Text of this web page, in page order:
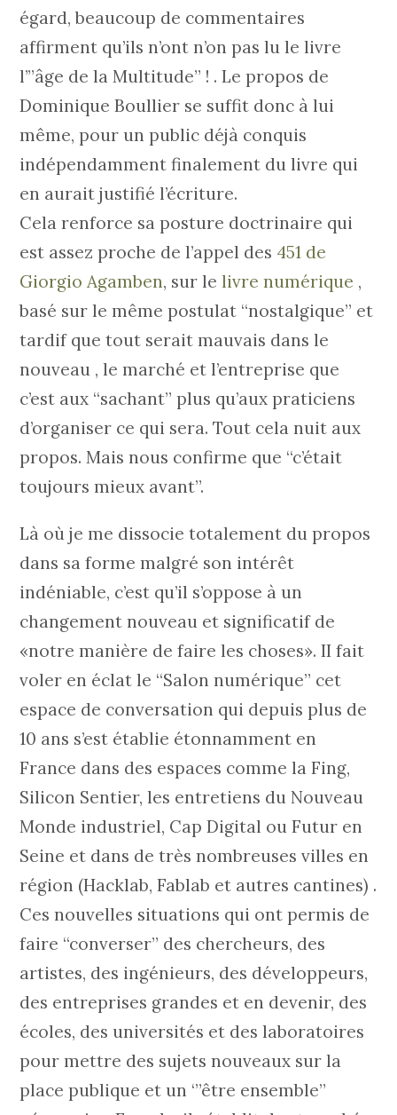
égard, beaucoup de commentaires
affirment qu’ils n’ont n’on pas lu le livre
l’”âge de la Multitude” ! . Le propos de
Dominique Boullier se suffit donc à lui
même, pour un public déjà conquis
indépendamment finalement du livre qui
en aurait justifié l’écriture.
Cela renforce sa posture doctrinaire qui
est assez proche de l’appel des 451 de
Giorgio Agamben, sur lelivre numérique ,
basé sur le même postulat “nostalgique” et
tardif que tout serait mauvais dans le
nouveau , le marché et l’entreprise que
c’est aux “sachant” plus qu’aux praticiens
d’organiser ce qui sera. Tout cela nuit aux
propos. Mais nous confirme que “c’était
toujours mieux avant”.
Là où je me dissocie totalement du propos
dans sa forme malgré son intérêt
indéniable, c’est qu’il s’oppose à un
changement nouveau et significatif de
«notre manière de faire les choses». II fait
voler en éclat le “Salon numérique” cet
espace de conversation qui depuis plus de
10 ans s’est établie étonnamment en
France dans des espaces comme la Fing,
Silicon Sentier, les entretiens du Nouveau
Monde industriel, Cap Digital ou Futur en
Seine et dans de très nombreuses villes en
région (Hacklab, Fablab et autres cantines) .
Ces nouvelles situations qui ont permis de
faire “converser” des chercheurs, des
artistes, des ingénieurs, des développeurs,
des entreprises grandes et en devenir, des
écoles, des universités et des laboratoires
pour mettre des sujets nouveaux sur la
place publique et un ‘”être ensemble”